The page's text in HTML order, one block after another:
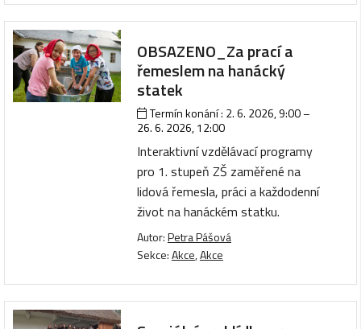
OBSAZENO_Za prací a
řemeslem na hanácký
statek
Termín konání : 2. 6. 2026, 9:00–
26. 6. 2026, 12:00
Interaktivní vzdělávací programy
pro 1. stupeň ZŠ zaměřené na
lidová řemesla, práci a každodenní
život na hanáckém statku.
Autor:Petra Pášová
Sekce:Akce,Akce